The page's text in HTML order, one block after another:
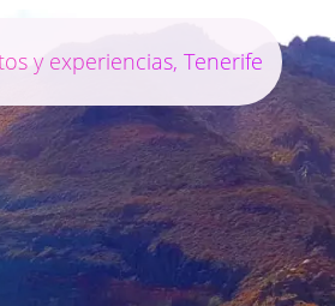
y experiencias, Tenerife